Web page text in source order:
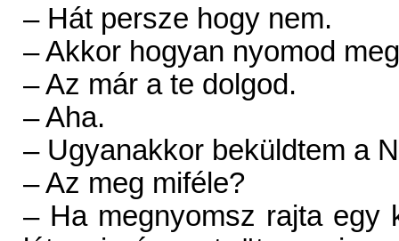
– Hát persze hogy nem.
– Akkor hogyan nyomod
– Az már a te dolgod.
– Aha.
– Ugyanakkor beküldtem a
– Az meg miféle?
– Ha megnyomsz rajta egy